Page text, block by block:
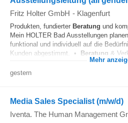
Fritz Holter GmbH - Klagenfurt
Produkten, fundierter Beratung und
Mein HOLTER Bad Ausstellungen
funktional und individuell auf die
Kunden abgestimmt. • Beratung &
Mehr
gestern
Media Sales Specialist (m/w/d)
Iventa. The Human Management